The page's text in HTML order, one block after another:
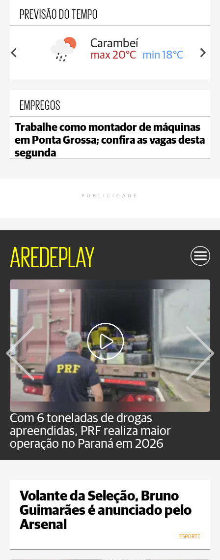
PREVISÃO DO TEMPO
18°C
Carambeí
max 20°C min 18°C
EMPREGOS
Trabalhe como montador de máquinas
em Ponta Grossa; confira as vagas desta
segunda
PUBLICIDADE
AREDEPLAY
Com 6 toneladas de drogas
apreendidas, PRF realiza maior
operação no Paraná em 2026
Volante da Seleção, Bruno
Guimarães é anunciado pelo
Arsenal
ESPORTE